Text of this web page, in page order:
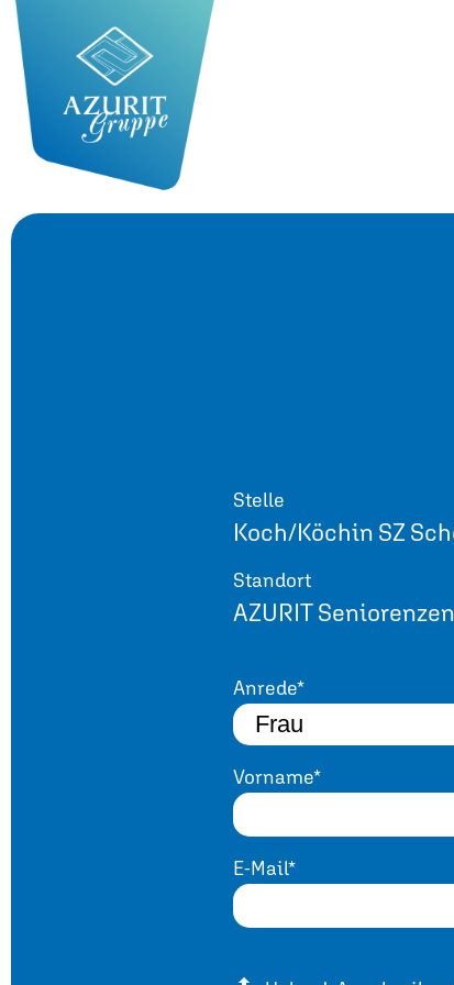
Stelle
Koch/Köchin SZ
Standort
AZURIT
Anrede*
Vorname*
E-Mail*